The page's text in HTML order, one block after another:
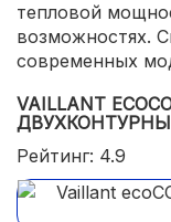
тепловой
возможностях.
современных
VAILLANT
Рейтинг: 4.9